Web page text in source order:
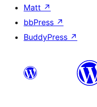
Matt ↗
bbPress ↗
BuddyPress ↗